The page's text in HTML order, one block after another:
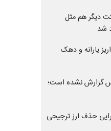
دیگر هم مثل
شد
یارانه و دهک
گزارش نشده است؛
حذف ارز ترجیحی